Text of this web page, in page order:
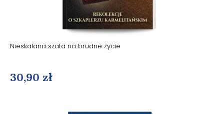
Nieskalana szata na brudne życie
30,90 zł